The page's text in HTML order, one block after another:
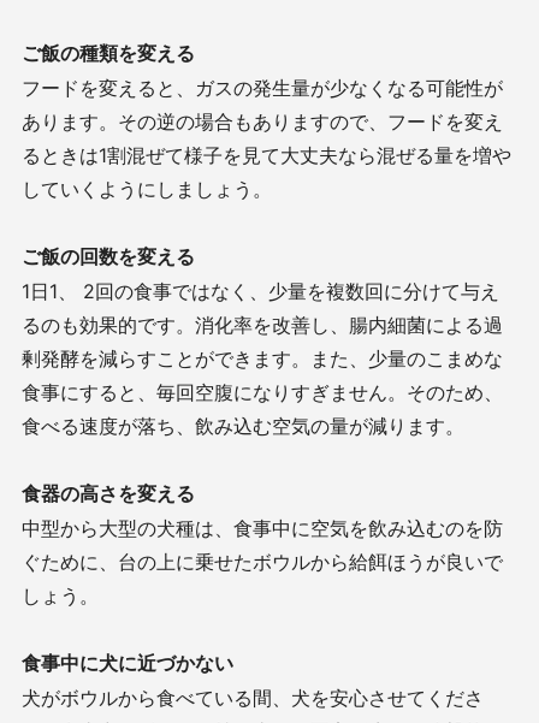
ご飯の種類を変える
フードを変えると、ガスの発生量が少なくなる可能性が
あります。その逆の場合もありますので、フードを変え
るときは1割混ぜて様子を見て大丈夫なら混ぜる量を増や
していくようにしましょう。
ご飯の回数を変える
1日1、 2回の食事ではなく、少量を複数回に分けて与え
るのも効果的です。消化率を改善し、腸内細菌による過
剰発酵を減らすことができます。また、少量のこまめな
食事にすると、毎回空腹になりすぎません。そのため、
食べる速度が落ち、飲み込む空気の量が減ります。
食器の高さを変える
中型から大型の犬種は、食事中に空気を飲み込むのを防
ぐために、台の上に乗せたボウルから給餌ほうが良いで
しょう。
食事中に犬に近づかない
犬がボウルから食べている間、犬を安心させてくださ